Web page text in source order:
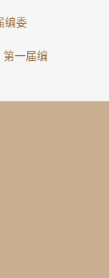
编委
一届编